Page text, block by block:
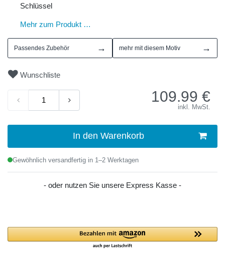
Schlüssel
Mehr zum Produkt …
Passendes Zubehör → mehr mit diesem Motiv →
Wunschliste
109.99 €
inkl. MwSt.
In den Warenkorb
Gewöhnlich versandfertig in 1–2 Werktagen
- oder nutzen Sie unsere Express Kasse -